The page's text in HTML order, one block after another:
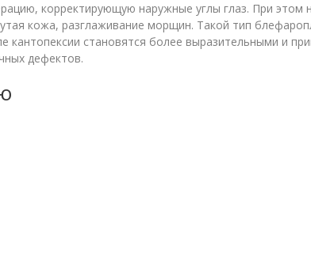
корректирующую наружные углы глаз. При этом
кожа, разглаживание морщин. Такой тип
кантопексии становятся более выразительными и
дефектов.